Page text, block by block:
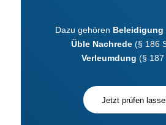
Dazu gehören Beleidigung
Üble Nachrede (§ 186
Verleumdung (§ 187
Jetzt prüfen